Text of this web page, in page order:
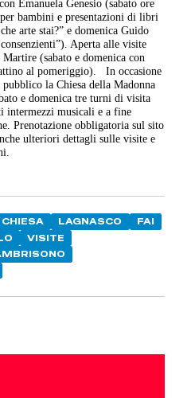
Emanuela Genesio (sabato ore
bambini e presentazioni di libri
arte stai?” e domenica Guido
Aperta alle visite
(sabato e domenica con
al pomeriggio).
In occasione
la Chiesa della Madonna
e domenica tre turni di visita
intermezzi musicali e a fine
Prenotazione obbligatoria sul sito
ulteriori dettagli sulle visite e
CHIESA LAGNASCO
FAI
VISITE